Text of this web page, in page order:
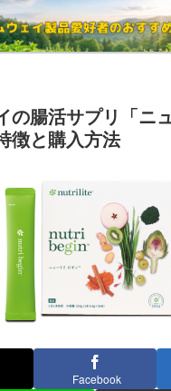
の腸活サプリ「ニ
徴と購入方法
Facebook